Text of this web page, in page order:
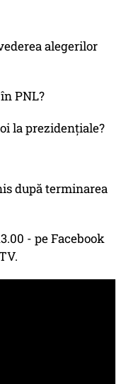
alegerilor
PNL?
la prezidențiale?
după terminarea
- pe Facebook